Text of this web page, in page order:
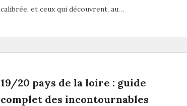
calibrée, et ceux qui découvrent, au…
19/20 pays de la loire : guide
complet des incontournables